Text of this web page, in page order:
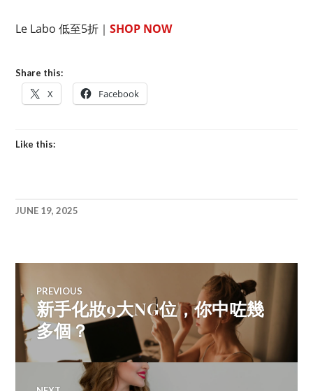
Le Labo 低至5折｜SHOP NOW
Share this:
X Facebook
Like this:
JUNE 19, 2025
ZALORA
購
物
節,
ZALORA
Post
navigation
PREVIOUS
Previous
post:
新手化妝9大NG位，你中咗幾
多個？